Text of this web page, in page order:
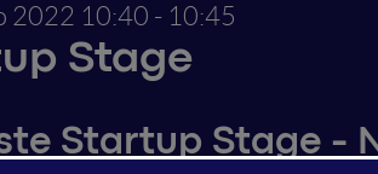
2022 10:40 - 10:45
Stage
Startup Stage -